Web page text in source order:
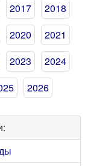
2017
2018
2020
2021
2023
2024
2026